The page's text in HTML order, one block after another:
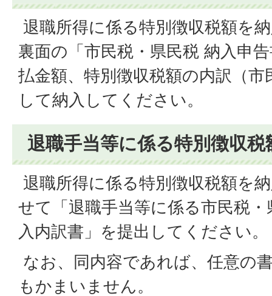
退職所得に係る特別徴収税額を
裏面の「市民税・県民税 納入申
払金額、特別徴収税額の内訳（
して納入してください。
退職手当等に係る特別徴収税
退職所得に係る特別徴収税額を
せて「退職手当等に係る市民税
入内訳書」を提出してください。
なお、同内容であれば、任意の
もかまいません。